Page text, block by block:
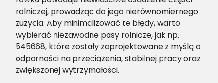
rolniczej, prowadząc do jego nierównomiernego
zużycia. Aby minimalizować te błędy, warto
wybierać niezawodne pasy rolnicze, jak np.
545668, które zostały zaprojektowane z myślą o
odporności na przeciążenia, stabilnej pracy oraz
zwiększonej wytrzymałości.